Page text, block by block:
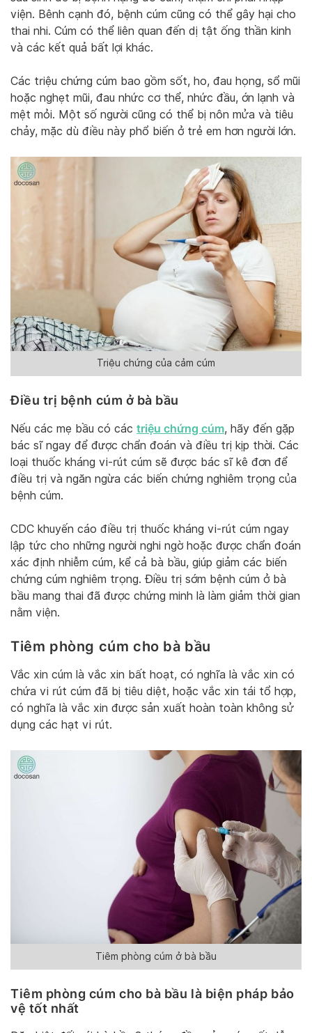
viện. Bênh cạnh đó, bệnh cúm cũng có thể gây hại cho
thai nhi. Cúm có thể liên quan đến dị tật ống thần kinh
và các kết quả bất lợi khác.
Các triệu chứng cúm bao gồm sốt, ho, đau họng, sổ mũi
hoặc nghẹt mũi, đau nhức cơ thể, nhức đầu, ớn lạnh và
mệt mỏi. Một số người cũng có thể bị nôn mửa và tiêu
chảy, mặc dù điều này phổ biến ở trẻ em hơn người lớn.
Triệu chứng của cảm cúm
Điều trị bệnh cúm ở bà bầu
Nếu các mẹ bầu có các triệu chứng cúm, hãy đến gặp
bác sĩ ngay để được chẩn đoán và điều trị kịp thời. Các
loại thuốc kháng vi-rút cúm sẽ được bác sĩ kê đơn để
điều trị và ngăn ngừa các biến chứng nghiêm trọng của
bệnh cúm.
CDC khuyến cáo điều trị thuốc kháng vi-rút cúm ngay
lập tức cho những người nghi ngờ hoặc được chẩn đoán
xác định nhiễm cúm, kể cả bà bầu, giúp giảm các biến
chứng cúm nghiêm trọng. Điều trị sớm bệnh cúm ở bà
bầu mang thai đã được chứng minh là làm giảm thời gian
nằm viện.
Tiêm phòng cúm cho bà bầu
Vắc xin cúm là vắc xin bất hoạt, có nghĩa là vắc xin có
chứa vi rút cúm đã bị tiêu diệt, hoặc vắc xin tái tổ hợp,
có nghĩa là vắc xin được sản xuất hoàn toàn không sử
dụng các hạt vi rút.
Tiêm phòng cúm ở bà bầu
Tiêm phòng cúm cho bà bầu là biện pháp bảo
vệ tốt nhất